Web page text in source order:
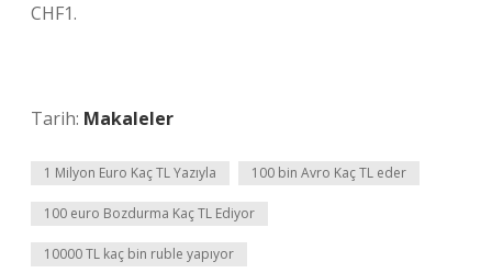
CHF1.
Tarih: Makaleler
1 Milyon Euro Kaç TL Yazıyla 100 bin Avro Kaç TL eder
100 euro Bozdurma Kaç TL Ediyor
10000 TL kaç bin ruble yapıyor